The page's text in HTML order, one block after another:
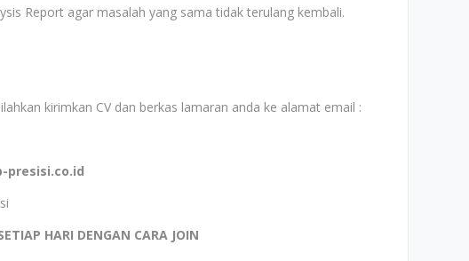
Report agar masalah yang sama tidak terulang kembali.
kirimkan CV dan berkas lamaran anda ke alamat email :
presisi.co.id
HARI DENGAN CARA JOIN